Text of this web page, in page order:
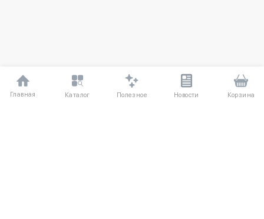
Главная Каталог Полезное Новости Корзина